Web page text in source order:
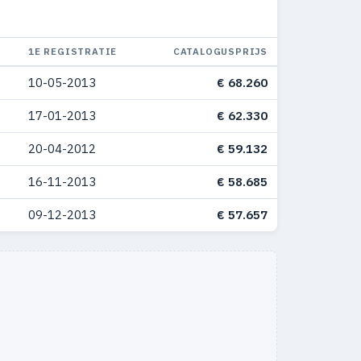
1E REGISTRATIE CATALOGUSPRIJS
10-05-2013 € 68.260
17-01-2013 € 62.330
20-04-2012 € 59.132
16-11-2013 € 58.685
09-12-2013 € 57.657